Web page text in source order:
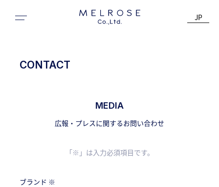
JP
CONTACT
MEDIA
広報・プレスに関するお問い合わせ
「※」は入力必須項目です。
ブランド ※